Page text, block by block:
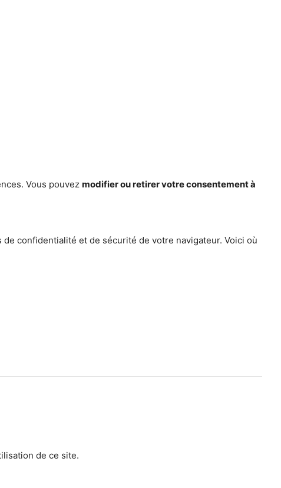
Vous pouvez modifier ou retirer votre consentement à
confidentialité et de sécurité de votre navigateur. Voici où
de ce site.